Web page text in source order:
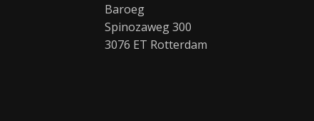
Baroeg
Spinozaweg 300
3076 ET Rotterdam